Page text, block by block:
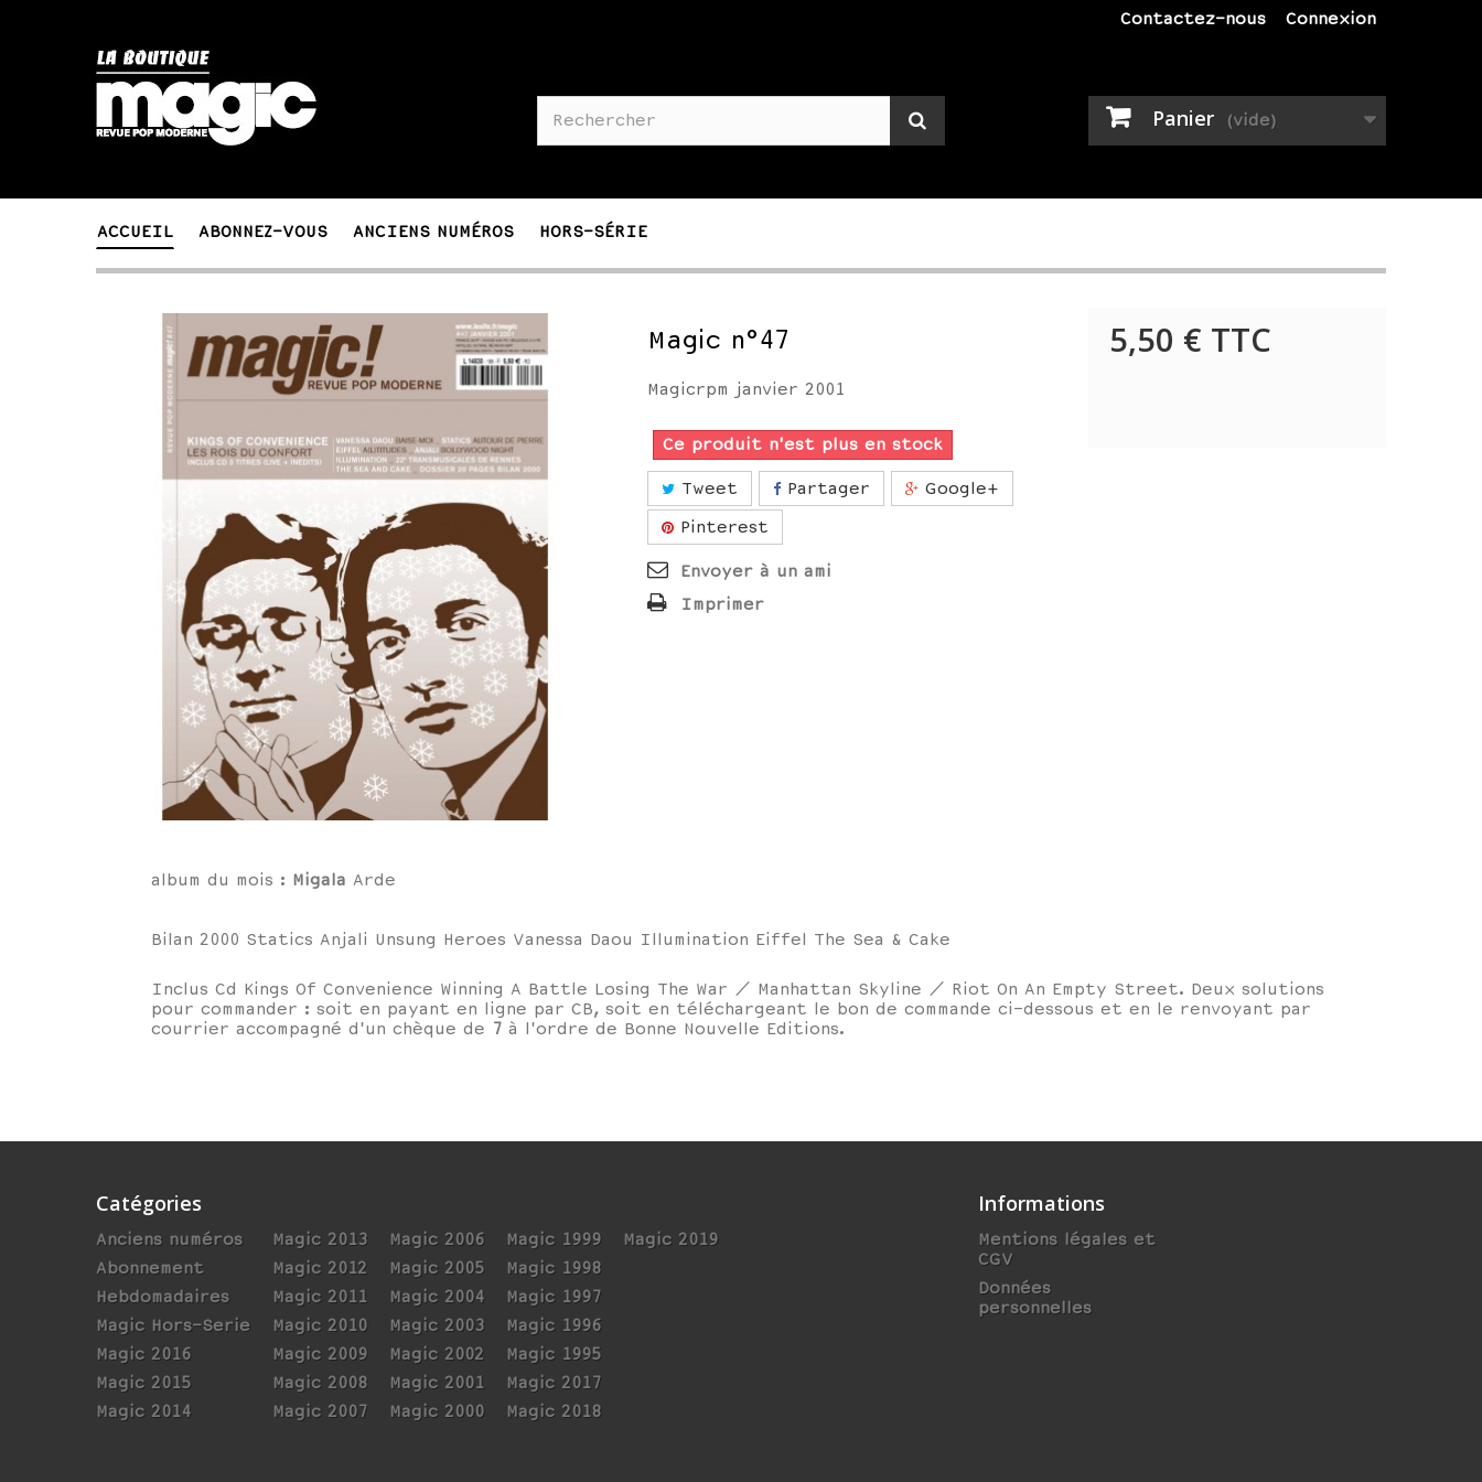
Connexion
Contactez-nous
Panier (vide)
ACCUEIL ABONNEZ-VOUS ANCIENS NUMÉROS HORS-SÉRIE
Magic n°47
Magicrpm janvier 2001
Ce produit n'est plus en stock
Tweet Partager
Google+
Pinterest
Envoyer à un ami
Imprimer
5,50 € TTC
album du mois : Migala Arde
Bilan 2000 Statics Anjali Unsung Heroes Vanessa Daou Illumination Eiffel The Sea & Cake
Inclus Cd Kings Of Convenience Winning A Battle Losing The War / Manhattan Skyline / Riot On An Empty Street. Deux solutions
pour commander : soit en payant en ligne par CB, soit en téléchargeant le bon de commande ci-dessous et en le renvoyant par
courrier accompagné d'un chèque de 7 à l'ordre de Bonne Nouvelle Editions.
Catégories
Anciens numéros
Abonnement
Hebdomadaires
Magic Hors-Serie
Magic 2016
Magic 2015
Magic 2014
Magic 2013
Magic 2012
Magic 2011
Magic 2010
Magic 2009
Magic 2008
Magic 2007
Magic 2006
Magic 2005
Magic 2004
Magic 2003
Magic 2002
Magic 2001
Magic 2000
Magic 1999
Magic 1998
Magic 1997
Magic 1996
Magic 1995
Magic 2017
Magic 2018
Magic 2019
Informations
Mentions légales et
CGV
Données
personnelles